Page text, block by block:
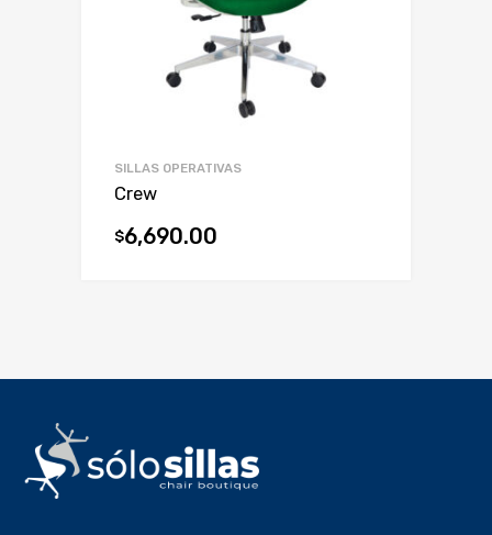
SILLAS OPERATIVAS
Crew
$6,690.00